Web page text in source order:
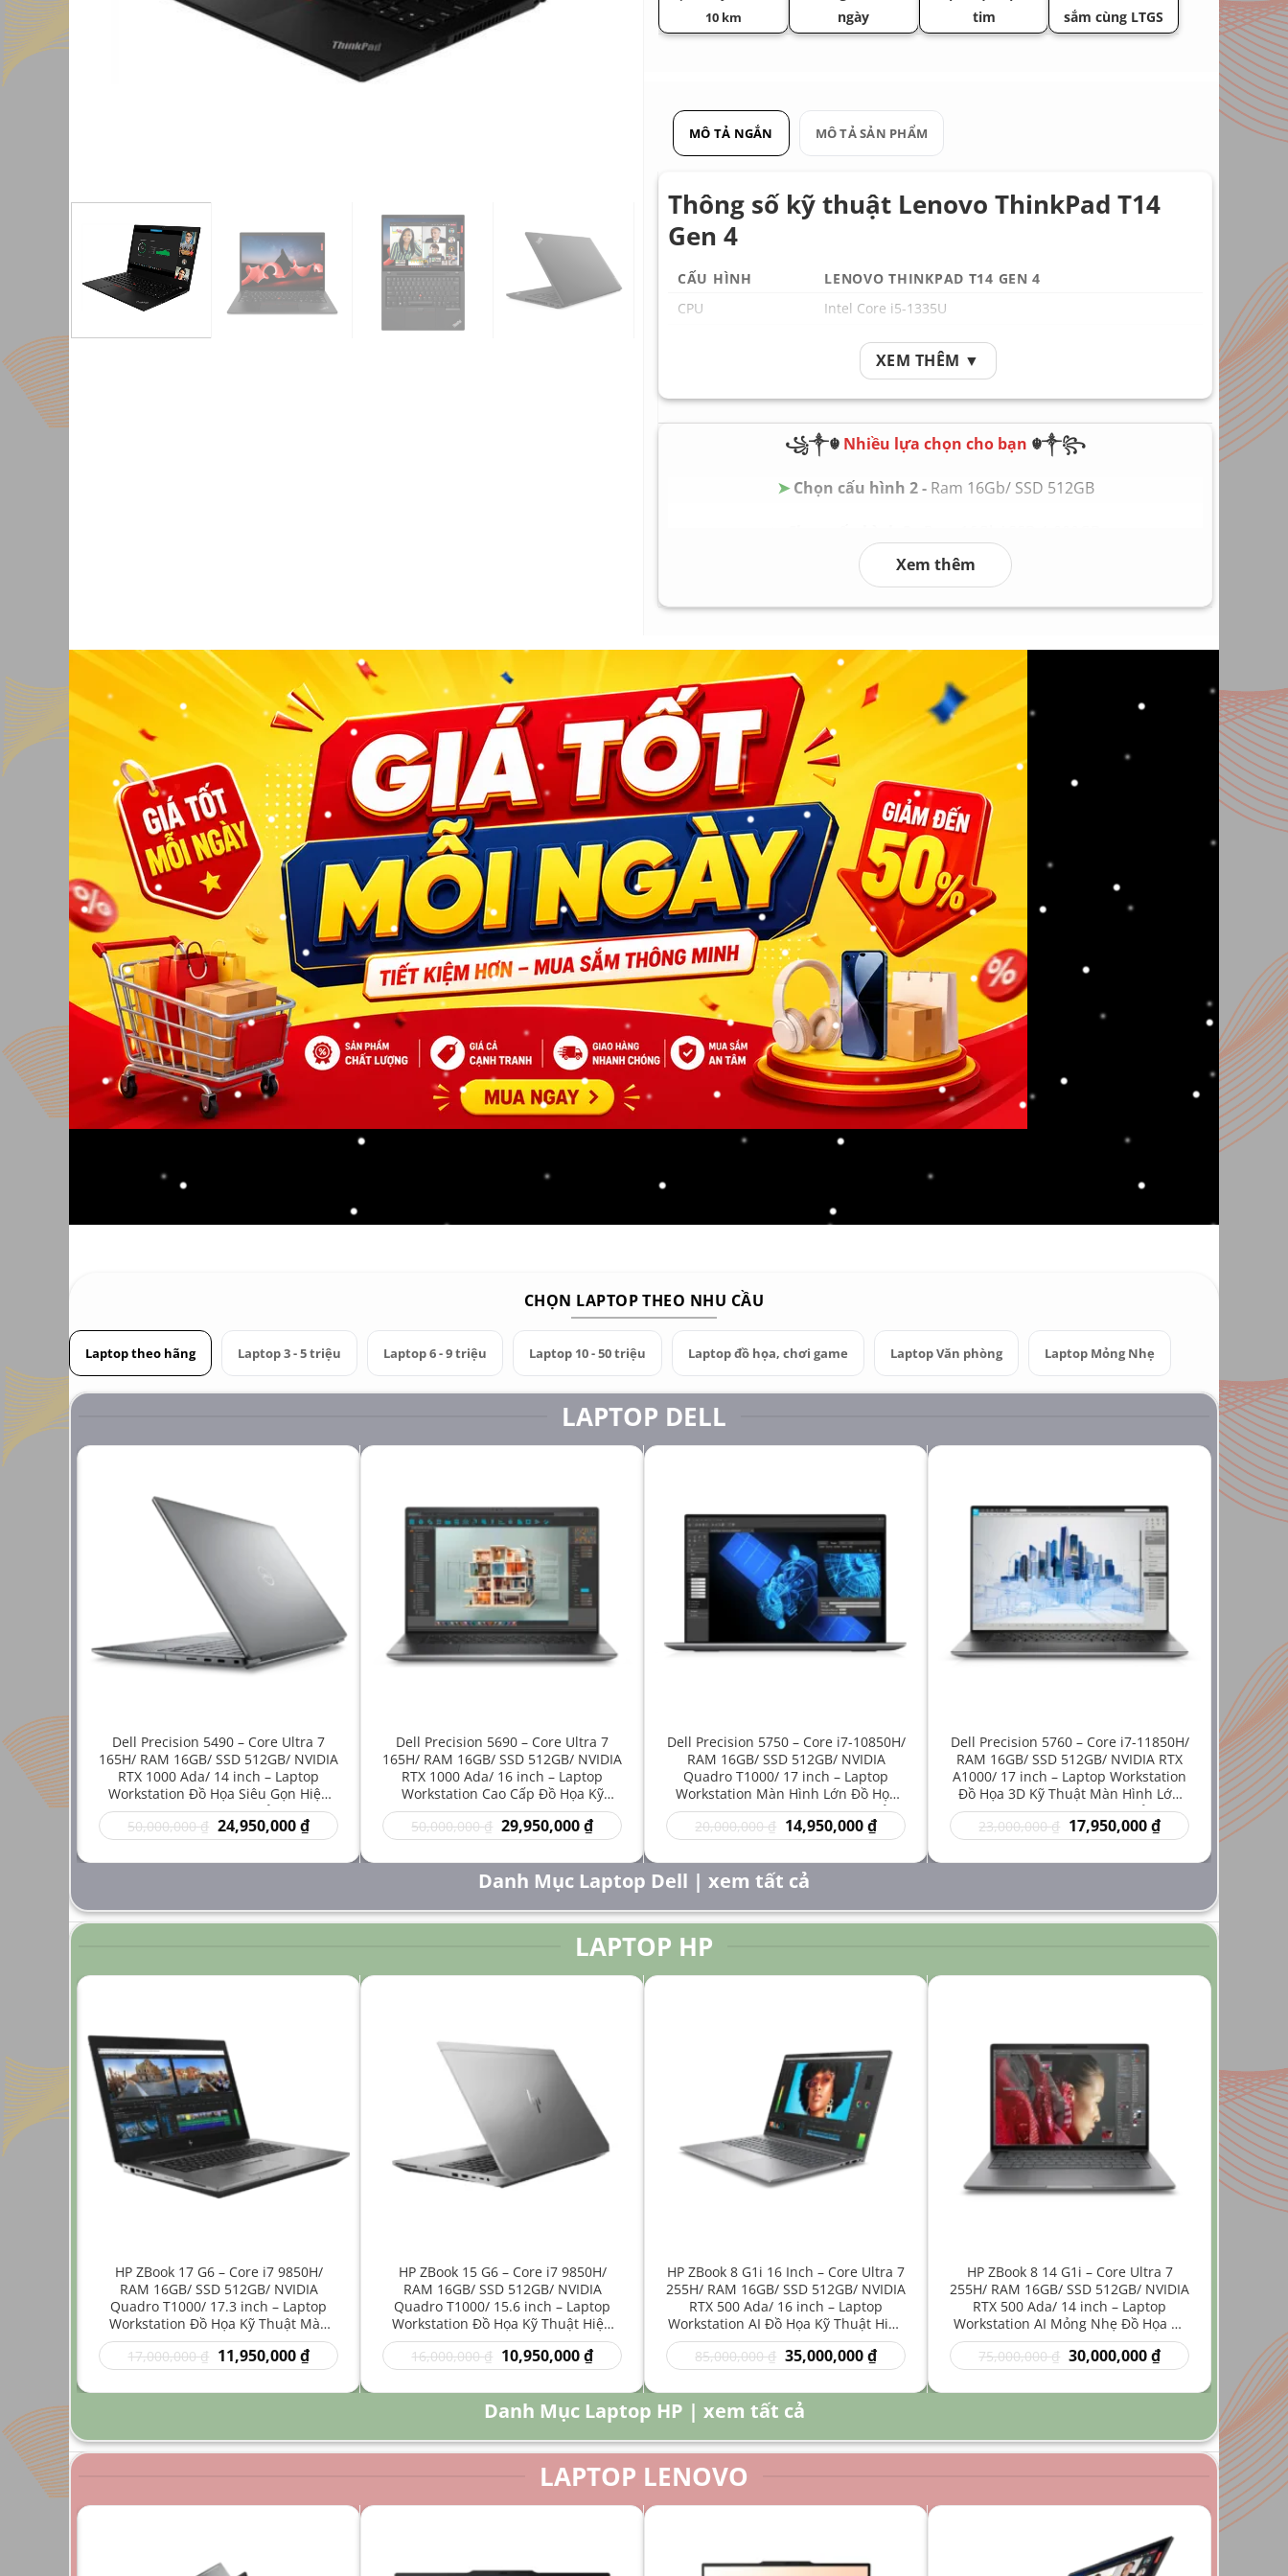
10 km
ngày
tim
sắm cùng LTGS
MÔ TẢ NGẮN MÔ TẢ SẢN PHẨM
Thông số kỹ thuật Lenovo ThinkPad T14
Gen 4
CẤU HÌNH
LENOVO THINKPAD T14 GEN 4
CPU
Intel Core i5-1335U
16GB, theo máy hoặc tùy chọn
512GB, theo máy hoặc tùy chọn
GPU tích hợp
Intel Iris Xe Graphics, theo cấu hình
Tùy chọn theo phiên bản
Khoảng 1.32kg trở lên, tùy cấu hình
Windows 11 hoặc theo máy
XEM THÊM ▼
꧁༒☬ Nhiều lựa chọn cho bạn ☬༒꧂
➤Chọn cấu hình 2 - Ram 16Gb/ SSD 512GB
Chọn cấu hình 4 -Ram 32Gb/ SSD 2.000GB
Chọn cấu hình 6
Xem thêm
CHỌN LAPTOP THEO NHU CẦU
Laptop theo hãng Laptop 3 - 5 triệu Laptop 6 - 9 triệu Laptop 10 - 50 triệu Laptop đồ họa, chơi game Laptop Văn phòng Laptop Mỏng Nhẹ
LAPTOP DELL
Dell Precision 5490 – Core Ultra 7
165H/ RAM 16GB/ SSD 512GB/ NVIDIA
RTX 1000 Ada/ 14 inch – Laptop
Workstation Đồ Họa Siêu Gọn Hiệu
Năng Cao Giá Rẻ
50,000,000₫ Giá
gốc
50,000,000 ₫.
24,950,000₫Giá
hiện
là:
Dell Precision 5690 – Core Ultra 7
165H/ RAM 16GB/ SSD 512GB/ NVIDIA
RTX 1000 Ada/ 16 inch – Laptop
Workstation Cao Cấp Đồ Họa Kỹ
Thuật Sáng Tạo Hiệu Năng Mạnh
50,000,000₫ Giá
gốc
50,000,000 ₫.
29,950,000₫Giá
hiện
là:
29,950,000 ₫.
Dell Precision 5750 – Core i7-10850H/
RAM 16GB/ SSD 512GB/ NVIDIA
Quadro T1000/ 17 inch – Laptop
Workstation Màn Hình Lớn Đồ Họa
Kỹ Thuật Chuyên Nghiệp Giá Rẻ
20,000,000₫ Giá
gốc
20,000,000 ₫.
14,950,000₫Giá
hiện
là:
Dell Precision 5760 – Core i7-11850H/
RAM 16GB/ SSD 512GB/ NVIDIA RTX
A1000/ 17 inch – Laptop Workstation
Đồ Họa 3D Kỹ Thuật Màn Hình Lớn
Hiệu Năng Mạnh Giá Rẻ
23,000,000₫ Giá
gốc
23,000,000 ₫.
17,950,000₫Giá
hiện
là:
i7-
–
Cho
Danh Mục Laptop Dell | xem tất cả
LAPTOP HP
HP ZBook 17 G6 – Core i7 9850H/
RAM 16GB/ SSD 512GB/ NVIDIA
Quadro T1000/ 17.3 inch – Laptop
Workstation Đồ Họa Kỹ Thuật Màn
Hình Lớn
17,000,000₫ Giá
gốc
17,000,000 ₫.
11,950,000₫Giá
hiện
là:
HP ZBook 15 G6 – Core i7 9850H/
RAM 16GB/ SSD 512GB/ NVIDIA
Quadro T1000/ 15.6 inch – Laptop
Workstation Đồ Họa Kỹ Thuật Hiệu
Năng Cao
16,000,000₫ Giá
gốc
16,000,000 ₫.
10,950,000₫Giá
hiện
là:
10,950,000 ₫.
HP ZBook 8 G1i 16 Inch – Core Ultra 7
255H/ RAM 16GB/ SSD 512GB/ NVIDIA
RTX 500 Ada/ 16 inch – Laptop
Workstation AI Đồ Họa Kỹ Thuật Hiệu
Năng Cao
85,000,000₫ Giá
gốc
85,000,000 ₫.
35,000,000₫Giá
hiện
là:
HP ZBook 8 14 G1i – Core Ultra 7
255H/ RAM 16GB/ SSD 512GB/ NVIDIA
RTX 500 Ada/ 14 inch – Laptop
Workstation AI Mỏng Nhẹ Đồ Họa Kỹ
Thuật
75,000,000₫ Giá
gốc
75,000,000 ₫.
30,000,000₫Giá
hiện
là:
30,000,000 ₫.
9,950,000 ₫. Danh Mục Laptop HP | xem tất cả
LAPTOP LENOVO